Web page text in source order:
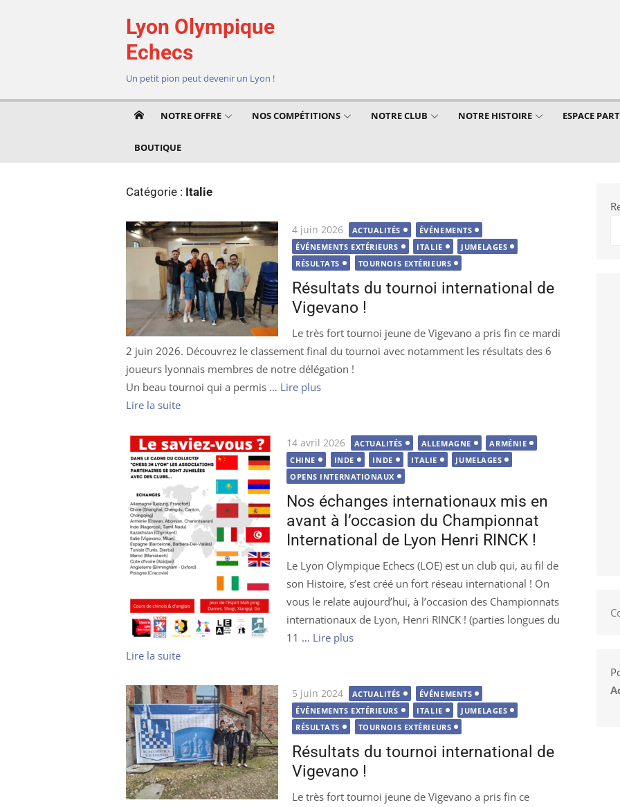
Lyon Olympique
Echecs
Un petit pion peut devenir un Lyon !
NOTRE OFFRE NOS COMPÉTITIONS NOTRE CLUB NOTRE HISTOIRE ESPACE
BOUTIQUE
Catégorie : Italie
Publié
le
4 juin 2026 ACTUALITÉS
ÉVÉNEMENTS
ÉVÉNEMENTS EXTÉRIEURS
ITALIE
JUMELAGES
RÉSULTATS
TOURNOIS EXTÉRIEURS
Résultats du tournoi international de
Vigevano !
Le très fort tournoi jeune de Vigevano a pris fin ce mardi
2 juin 2026. Découvrez le classement final du tournoi avec notamment les résultats des 6
joueurs lyonnais membres de notre délégation !
Un beau tournoi qui a permis … Lire plus
Lire la suite
Publié
le
14 avril 2026 ACTUALITÉS ALLEMAGNE
ARMÉNIE
CHINE
INDE INDE ITALIE
JUMELAGES
OPENS INTERNATIONAUX
Nos échanges internationaux mis en
avant à l’occasion du Championnat
International de Lyon Henri RINCK !
Le Lyon Olympique Echecs (LOE) est un club qui, au fil de
son Histoire, s’est créé un fort réseau international ! On
vous le relate aujourd’hui, à l’occasion des Championnats
internationaux de Lyon, Henri RINCK ! (parties longues du
11 … Lire plus
Lire la suite
Publié
le
5 juin 2024 ACTUALITÉS
ÉVÉNEMENTS
ÉVÉNEMENTS EXTÉRIEURS
ITALIE
JUMELAGES
RÉSULTATS
TOURNOIS EXTÉRIEURS
Résultats du tournoi international de
Vigevano !
Le très fort tournoi jeune de Vigevano a pris fin ce